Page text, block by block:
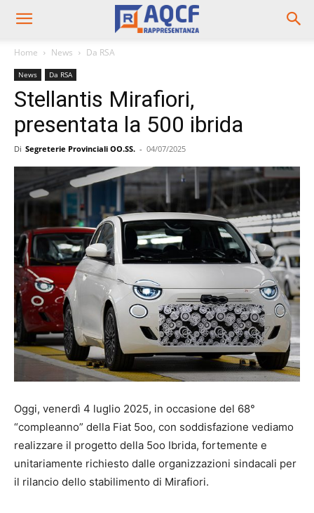
Home News Da RSA
News Da RSA
Stellantis Mirafiori,
presentata la 500 ibrida
Di Segreterie Provinciali OO.SS. - 04/07/2025
Oggi, venerdì 4 luglio 2025, in occasione del 68°
“compleanno” della Fiat 5oo, con soddisfazione vediamo
realizzare il progetto della 5oo Ibrida, fortemente e
unitariamente richiesto dalle organizzazioni sindacali per
il rilancio dello stabilimento di Mirafiori.